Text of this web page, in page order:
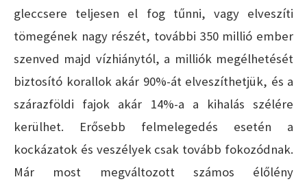
gleccsere teljesen el fog tűnni, vagy elveszíti
tömegének nagy részét, további 350 millió ember
szenved majd vízhiánytól, a milliók megélhetését
biztosító korallok akár 90%-át elveszíthetjük, és a
szárazföldi fajok akár 14%-a a kihalás szélére
kerülhet. Erősebb felmelegedés esetén a
kockázatok és veszélyek csak tovább fokozódnak.
Már most megváltozott számos élőlény